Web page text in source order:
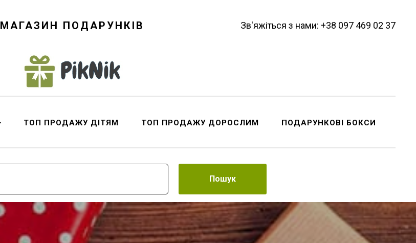
МАГАЗИН ПОДАРУНКІВ Зв'яжіться з нами: +38 097 469 02 37
ТОП ПРОДАЖУ ДІТЯМ ТОП ПРОДАЖУ ДОРОСЛИМ ПОДАРУНКОВІ БОКСИ
Пошук